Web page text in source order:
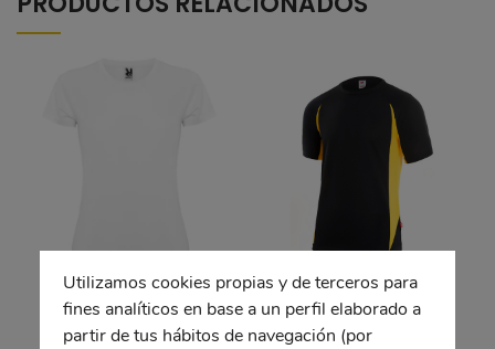
Camiseta técnica
MONTECARLO WOMAN
Camiseta bicolor
Utilizamos cookies propias y de terceros para
fines analíticos en base a un perfil elaborado a
partir de tus hábitos de navegación (por